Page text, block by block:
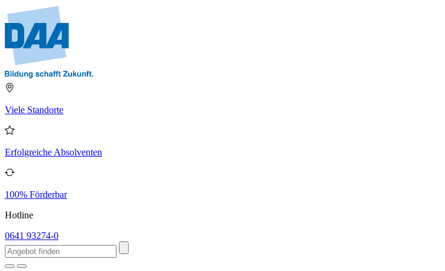
Viele Standorte
Erfolgreiche Absolventen
100% Förderbar
Hotline
0641 93274-0